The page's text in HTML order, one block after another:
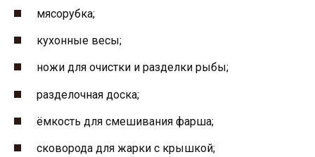
мясорубка;
кухонные весы;
ножи для очистки и разделки рыбы;
разделочная доска;
ёмкость для смешивания фарша;
сковорода для жарки с крышкой;